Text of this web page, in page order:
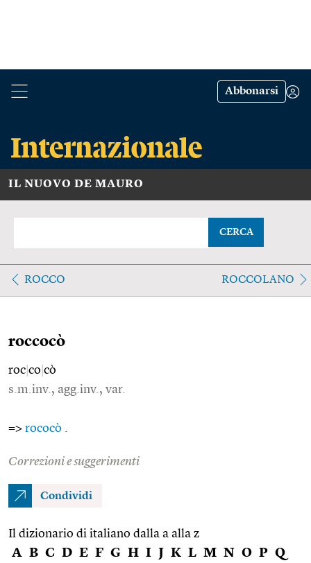
Abbonarsi
IL NUOVO DE MAURO
CERCA
ROCCO ROCCOLANO
roccocò
roc co cò
s.m.inv., agg.inv., var.
=> rococò
Correzioni e suggerimenti
Condividi
Il dizionario di italiano dalla a alla z
A B C D E F G H I J K L M N O P Q